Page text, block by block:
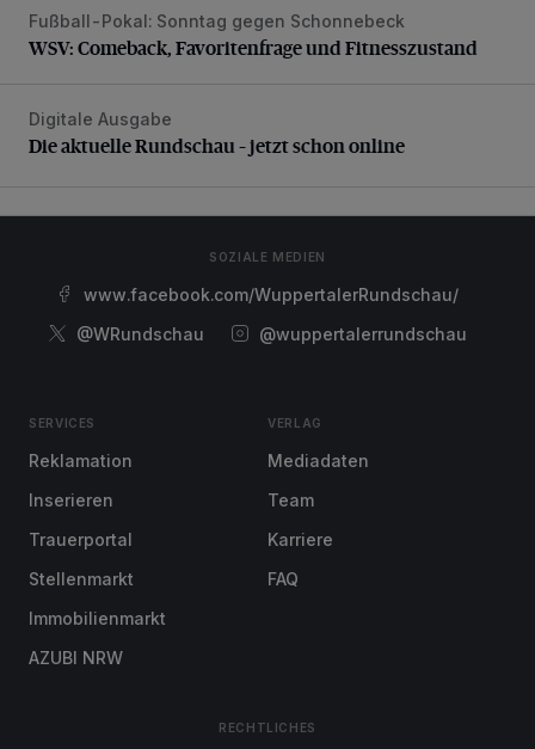
WSV: Comeback, Favoritenfrage und Fitnesszustand
Fußball-Pokal: Sonntag gegen Schonnebeck
WSV: Comeback, Favoritenfrage und Fitnesszustand
Die aktuelle Rundschau – jetzt schon online
Digitale Ausgabe
Die aktuelle Rundschau – jetzt schon online
SOZIALE MEDIEN
www.facebook.com/WuppertalerRundschau/
@WRundschau
@wuppertalerrundschau
SERVICES
Reklamation
Inserieren
Trauerportal
Stellenmarkt
Immobilienmarkt
AZUBI NRW
VERLAG
Mediadaten
Team
Karriere
FAQ
RECHTLICHES